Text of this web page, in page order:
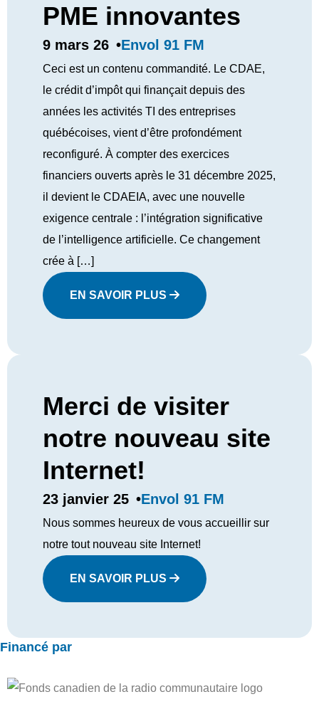
PME innovantes
9 mars 26 •Envol 91 FM
Ceci est un contenu commandité. Le CDAE,
le crédit d’impôt qui finançait depuis des
années les activités TI des entreprises
québécoises, vient d’être profondément
reconfiguré. À compter des exercices
financiers ouverts après le 31 décembre 2025,
il devient le CDAEIA, avec une nouvelle
exigence centrale : l’intégration significative
de l’intelligence artificielle. Ce changement
crée à […]
EN SAVOIR PLUS
Merci de visiter
notre nouveau site
Internet!
23 janvier 25 •Envol 91 FM
Nous sommes heureux de vous accueillir sur
notre tout nouveau site Internet!
EN SAVOIR PLUS
Financé par